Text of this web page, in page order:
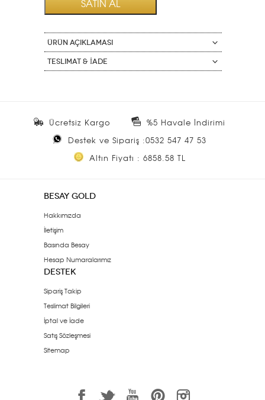
ÜRÜN AÇIKLAMASI
Teslimat & İade
Ücretsiz Kargo
%5 Havale İndirimi
Destek ve Sipariş :0532 547 47 53
Altın Fiyatı : 6858.58 TL
BESAY GOLD
Hakkımızda
İletişim
Basında Besay
Hesap Numaralarımız
DESTEK
Sipariş Takip
Teslimat Bilgileri
İptal ve İade
Satış Sözleşmesi
Sitemap